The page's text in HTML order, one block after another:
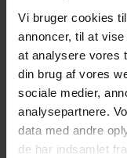
Vi bruger cookies
annoncer, til at
at analysere vores
din brug af vores
sociale medier,
analysepartnere.
data med andre
de har indsamlet
Harman
Premium
Panoramatag
Giver en lys og